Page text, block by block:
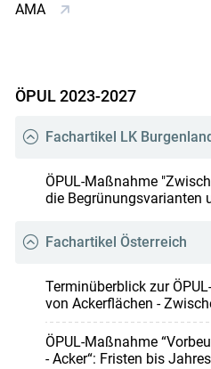
AMA
ÖPUL 2023-2027
Fachartikel LK
ÖPUL-Maßnahme
die Begrünungsvarianten
Fachartikel Österreich
Terminüberblick zur
von Ackerflächen -
ÖPUL-Maßnahme
- Acker“: Fristen bis